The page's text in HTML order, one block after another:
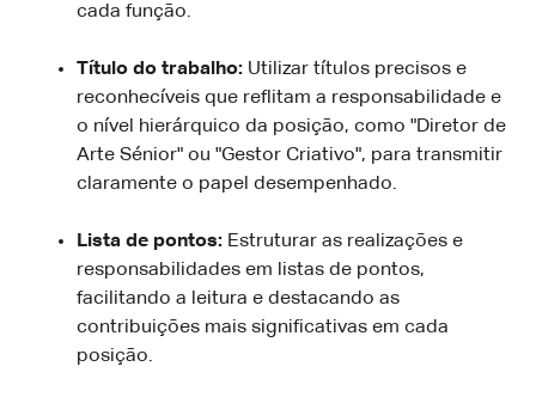
cada função.
Título do trabalho: Utilizar títulos precisos e
reconhecíveis que reflitam a responsabilidade e
o nível hierárquico da posição, como "Diretor de
Arte Sénior" ou "Gestor Criativo", para transmitir
claramente o papel desempenhado.
Lista de pontos: Estruturar as realizações e
responsabilidades em listas de pontos,
facilitando a leitura e destacando as
contribuições mais significativas em cada
posição.